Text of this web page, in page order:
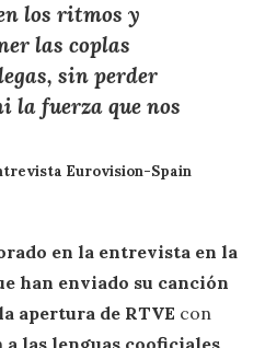
los ritmos y
las coplas
sin perder
la fuerza que nos
Eurovision-Spain
en la entrevista en la
han enviado su canción
apertura de RTVE con
a las lenguas cooficiales